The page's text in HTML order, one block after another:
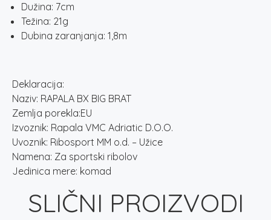
Dužina: 7cm
Težina: 21g
Dubina zaranjanja: 1,8m
Deklaracija:
Naziv: RAPALA BX BIG BRAT
Zemlja porekla:EU
Izvoznik: Rapala VMC Adriatic D.O.O.
Uvoznik: Ribosport MM o.d. – Užice
Namena: Za sportski ribolov
Jedinica mere: komad
SLIČNI PROIZVODI